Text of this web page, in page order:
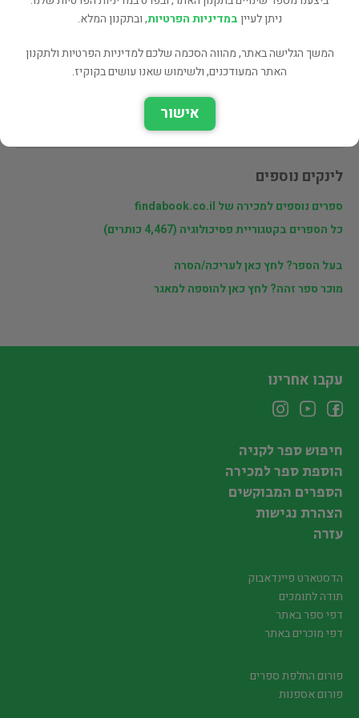
לינקים נוספים
ספרים נוספים למכירה של findabook.co.il
כל הספרים בקטגוריית פסיכולוגיה (4,467 כותרים)
בעל הספר? לחץ כאן לעריכה/הסרה
מוכר ספר זהה? לחץ כאן להוספה למאגר
ניתן לעייןבמדיניות הפרטיות, ובתקנון המלא.
המשך הגלישה באתר, מהווה הסכמה שלכם למדיניות הפרטיות ולתקנון
האתר המעודכנים, ולשימוש שאנו עושים בקוקיז.
אישור
עקבו אחרינו
חיפוש ספר לקניה
הוספת ספר למכירה
הספרים המבוקשים
הצהרת נגישות
עזרה
הדסטארט פיינדאבוק
תודה לתומכים
דפי ספר באתר
דפי מוכרים באתר
פורום החלפת ספרים
פורום אספנות